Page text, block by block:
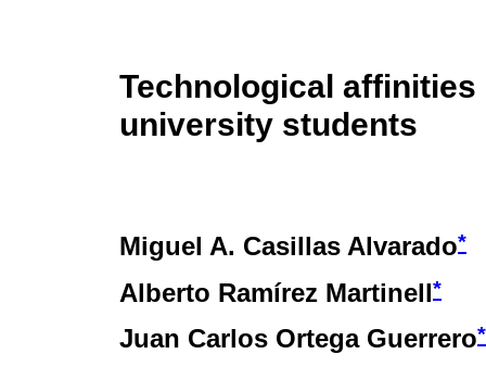
Technological affinities
university students
Miguel A. Casillas Alvarado*
Alberto Ramírez Martinell*
Juan Carlos Ortega Guerrero*